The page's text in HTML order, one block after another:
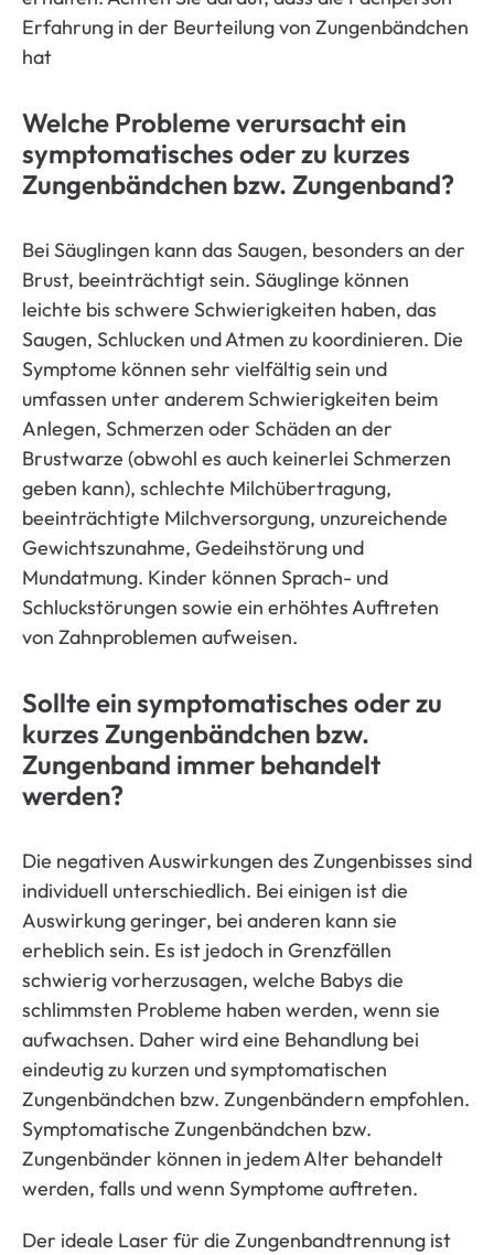
Erfahrung in der Beurteilung von Zungenbändchen
hat
Welche Probleme verursacht ein
symptomatisches oder zu kurzes
Zungenbändchen bzw. Zungenband?
Bei Säuglingen kann das Saugen, besonders an der
Brust, beeinträchtigt sein. Säuglinge können
leichte bis schwere Schwierigkeiten haben, das
Saugen, Schlucken und Atmen zu koordinieren. Die
Symptome können sehr vielfältig sein und
umfassen unter anderem Schwierigkeiten beim
Anlegen, Schmerzen oder Schäden an der
Brustwarze (obwohl es auch keinerlei Schmerzen
geben kann), schlechte Milchübertragung,
beeinträchtigte Milchversorgung, unzureichende
Gewichtszunahme, Gedeihstörung und
Mundatmung. Kinder können Sprach- und
Schluckstörungen sowie ein erhöhtes Auftreten
von Zahnproblemen aufweisen.
Sollte ein symptomatisches oder zu
kurzes Zungenbändchen bzw.
Zungenband immer behandelt
werden?
Die negativen Auswirkungen des Zungenbisses sind
individuell unterschiedlich. Bei einigen ist die
Auswirkung geringer, bei anderen kann sie
erheblich sein. Es ist jedoch in Grenzfällen
schwierig vorherzusagen, welche Babys die
schlimmsten Probleme haben werden, wenn sie
aufwachsen. Daher wird eine Behandlung bei
eindeutig zu kurzen und symptomatischen
Zungenbändchen bzw. Zungenbändern empfohlen.
Symptomatische Zungenbändchen bzw.
Zungenbänder können in jedem Alter behandelt
werden, falls und wenn Symptome auftreten.
Der ideale Laser für die Zungenbandtrennung ist